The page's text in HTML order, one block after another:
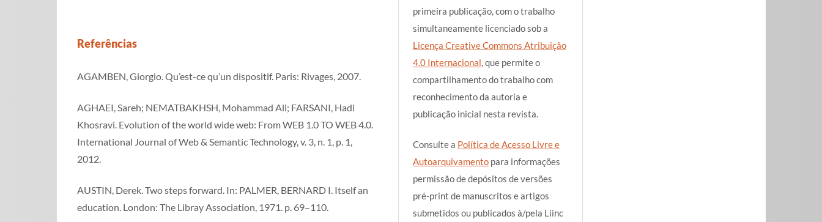
Referências
AGAMBEN, Giorgio. Qu’est-ce qu’un dispositif. Paris: Rivages, 2007.
AGHAEI, Sareh; NEMATBAKHSH, Mohammad Ali; FARSANI, Hadi
Khosravi. Evolution of the world wide web: From WEB 1.0 TO WEB 4.0.
International Journal of Web & Semantic Technology, v. 3, n. 1, p. 1,
2012.
AUSTIN, Derek. Two steps forward. In: PALMER, BERNARD I. Itself an
education. London: The Libray Association, 1971. p. 69–110.
primeira publicação, com o trabalho
simultaneamente licenciado sob a
Licença Creative Commons Atribuição
4.0 Internacional , que permite o
compartilhamento do trabalho com
reconhecimento da autoria e
publicação inicial nesta revista.
Consulte a Política de Acesso Livre e
Autoarquivamentopara informações
permissão de depósitos de versões
pré-print de manuscritos e artigos
submetidos ou publicados à/pela Liinc